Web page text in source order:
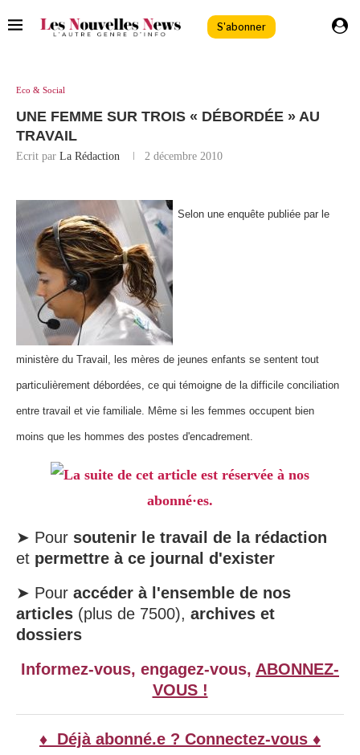
S'abonner
Eco & Social
UNE FEMME SUR TROIS « DÉBORDÉE » AU
TRAVAIL
Ecrit par La Rédaction 2 décembre 2010
Selon une enquête publiée par le
ministère du Travail, les mères de jeunes enfants se sentent tout
particulièrement débordées, ce qui témoigne de la difficile conciliation
entre travail et vie familiale. Même si les femmes occupent bien
moins que les hommes des postes d'encadrement.
La suite de cet article est réservée à nos
abonné·es.
➤ Pour soutenir le travail de la rédaction
et permettre à ce journal d'exister
➤ Pour accéder à l'ensemble de nos
articles (plus de 7500), archives et
dossiers
Informez-vous, engagez-vous, ABONNEZ-
VOUS !
♦ Déjà abonné.e ? Connectez-vous ♦